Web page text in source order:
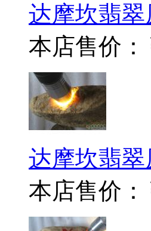
达摩坎翡翠
本店售价：
达摩坎翡翠
本店售价：